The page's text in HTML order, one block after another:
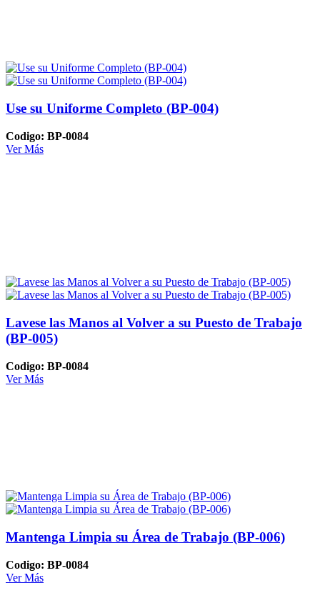
Use su Uniforme Completo (BP-004)
Codigo: BP-0084
Ver Más
Lavese las Manos al Volver a su Puesto de Trabajo
(BP-005)
Codigo: BP-0084
Ver Más
Mantenga Limpia su Área de Trabajo (BP-006)
Codigo: BP-0084
Ver Más